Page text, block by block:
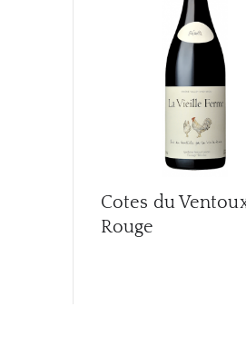
Cotes du
Rouge